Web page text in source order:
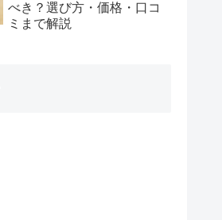
べき？選び方・価格・口コ
ミまで解説